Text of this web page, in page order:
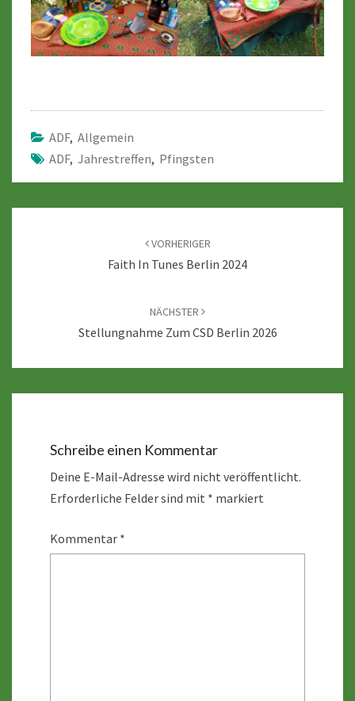
ADF, Allgemein
ADF, Jahrestreffen, Pfingsten
VORHERIGER
Faith In Tunes Berlin 2024
NÄCHSTER
Stellungnahme Zum CSD Berlin 2026
Schreibe einen Kommentar
Deine E-Mail-Adresse wird nicht veröffentlicht.
Erforderliche Felder sind mit * markiert
Kommentar *